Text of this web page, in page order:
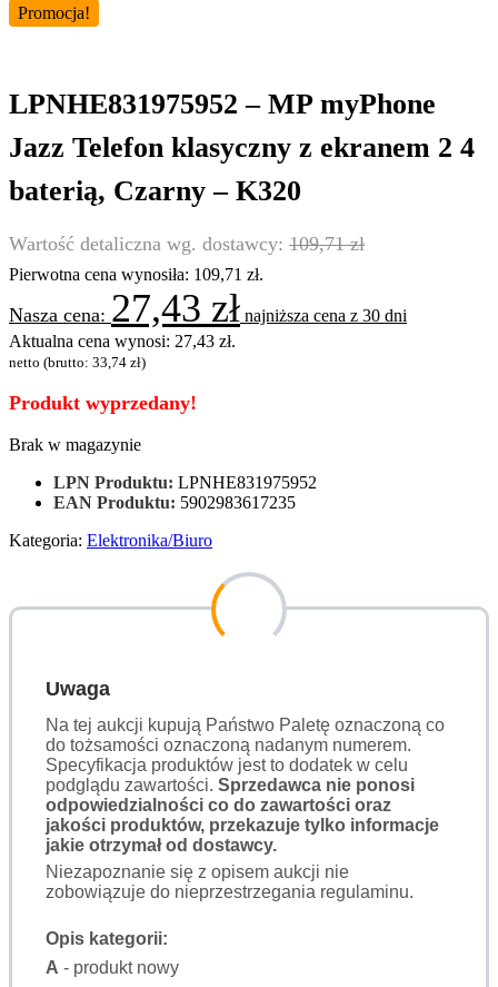
Promocja!
LPNHE831975952 – MP myPhone
Jazz Telefon klasyczny z ekranem 2 4
baterią, Czarny – K320
109,71zł
Pierwotna cena wynosiła: 109,71 zł.
27,43 zł najniższa cena z 30 dni
Aktualna cena wynosi: 27,43 zł.
netto (brutto: 33,74 zł)
Produkt wyprzedany!
Brak w magazynie
LPN Produktu: LPNHE831975952
EAN Produktu: 5902983617235
Kategoria: Elektronika/Biuro
Uwaga
Na tej aukcji kupują Państwo Paletę oznaczoną co
do tożsamości oznaczoną nadanym numerem.
Specyfikacja produktów jest to dodatek w celu
podglądu zawartości. Sprzedawca nie ponosi
odpowiedzialności co do zawartości oraz
jakości produktów, przekazuje tylko informacje
jakie otrzymał od dostawcy.
Niezapoznanie się z opisem aukcji nie
zobowiązuje do nieprzestrzegania regulaminu.
Opis kategorii:
A - produkt nowy